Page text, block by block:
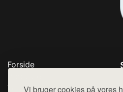
Vi bruger cookies på vores
Forside
Top Rabatter